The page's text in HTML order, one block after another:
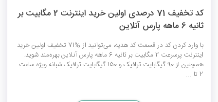
کد تخفیف 71 درصدی اولین خرید اینترنت 2 مگابیت بر
ثانیه 6 ماهه پارس آنلاین
با وارد کردن کد در قسمت کد هدیه، می‌توانید از %71 تخفیف اولین خرید
اینترنت پرسرعت 2 مگابیت بر ثانیه 6 ماهه پارس آنلاین بهره‌مند شوید.
همچنین از 90 گیگابایت ترافیک و 150 گیگابایت ترافیک شبانه ویژه ساعت
2 تا ...